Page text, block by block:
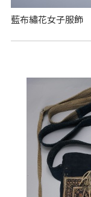
藍布繡花女子服飾